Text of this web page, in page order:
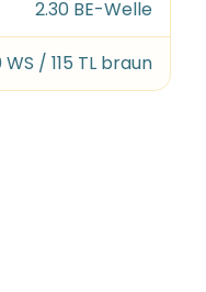
2.30 BE-Welle
/ 115 TL braun